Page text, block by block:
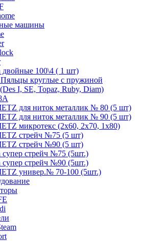
машины
100\4 ( 1 шт)
круглые с пружиной
I, SE, Topaz, Ruby, Diam)
для ниток металлик № 80 (5 шт)
для ниток металлик № 90 (5 шт)
микротекс (2х60, 2х70, 1х80)
стрейч №75 (5 шт)
стрейч №90 (5 шт)
стрейч №75 (5шт.)
стрейч №90 (5шт.)
универ.№ 70-100 (5шт.)